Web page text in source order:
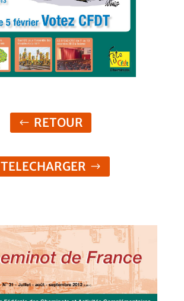
RETOUR
TELECHARGER